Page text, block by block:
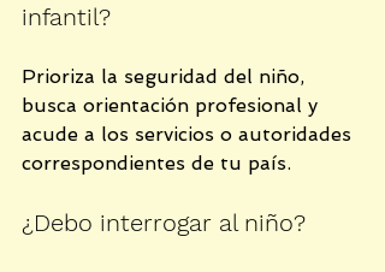
infantil?
Prioriza la seguridad del niño,
busca orientación profesional y
acude a los servicios o autoridades
correspondientes de tu país.
¿Debo interrogar al niño?